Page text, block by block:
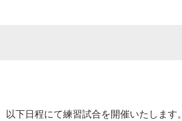
下日程にて練習試合を開催いたします。